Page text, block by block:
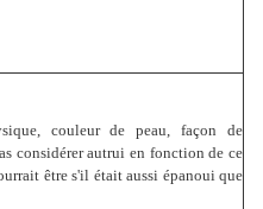
couleur de peau, façon de
considérer autrui en fonction de ce
être s'il était aussi épanoui que